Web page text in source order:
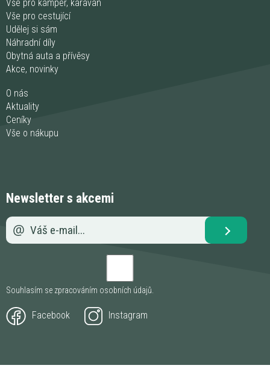
Vše pro kamper, karavan
Vše pro cestující
Udělej si sám
Náhradní díly
Obytná auta a přívěsy
Akce, novinky
O nás
Aktuality
Ceníky
Vše o nákupu
Newsletter s akcemi
Souhlasím se zpracováním osobních údajů.
Facebook Instagram